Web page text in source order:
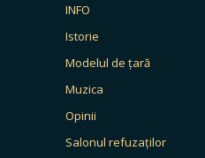
INFO
Istorie
Modelul de țară
Muzica
Opinii
Salonul refuzaților